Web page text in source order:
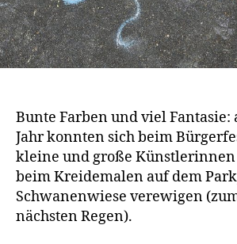
Bunte Farben und viel Fantasie:
Jahr konnten sich beim
kleine und große
beim Kreidemalen auf dem
Schwanenwiese verewigen
nächsten Regen).